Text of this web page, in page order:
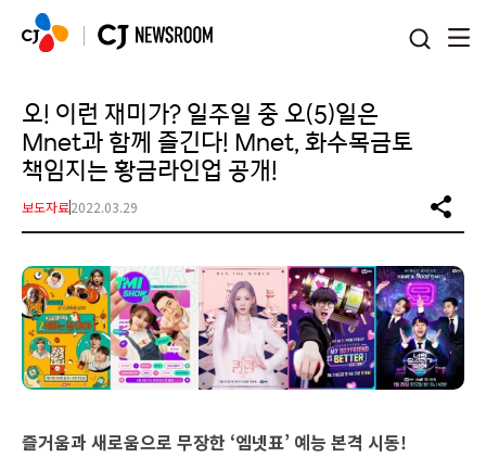
오! 이런 재미가? 일주일 중 오(5)일은
Mnet과 함께 즐긴다! Mnet, 화수목금토
책임지는 황금라인업 공개!
보도자료2022.03.29
즐거움과 새로움으로 무장한 ‘엠넷표’ 예능 본격 시동!